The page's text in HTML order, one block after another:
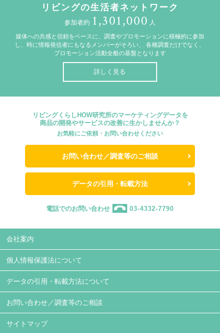
リビングの生活者ネットワーク
参加者約 1,301,000 人
媒体への共感と信頼をベースに、調査やプロモーションに積極的に参加
し、時に情報発信者にもなるメンバーがそろい、
各種調査だけでなく、
プロモーション活動全般の基盤となります
詳しく見る
リビングくらしHOW研究所のマーケティングデータを
商品の開発やサービスの改善に生かしませんか？
お気軽にご依頼・お問い合わせください
お問い合わせ／調査等のご相談
データの引用・転載方法
電話でのお問い合わせ 03-4332-7790
会社案内
個人情報保護法について
データの引用・転載方法について
お問い合わせ／調査等のご相談
サイトマップ